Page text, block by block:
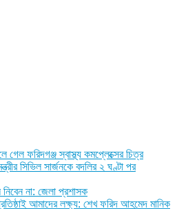
গেল ফরিদগঞ্জ স্বাস্থ্য কমপ্লেক্সের চিত্র
সিভিল সার্জনকে বদলির ২ ঘণ্টা পর
না: জেলা প্রশাসক
আমাদের লক্ষ্য: শেখ ফরিদ আহমেদ মানিক